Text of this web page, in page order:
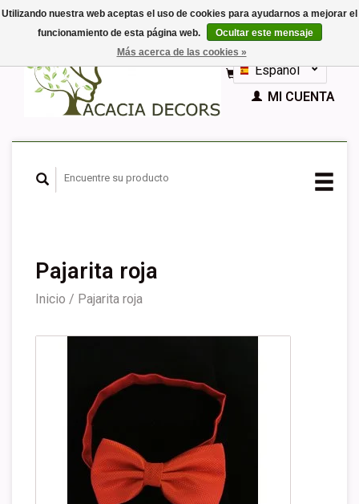
EUR
GBPEspañol
Nederlands
Français
CESTA (€0,00)
MI CUENTA
Pajarita roja
Inicio / Pajarita roja
Utilizando nuestra web aceptas el uso de cookies para ayudarnos a mejorar el
funcionamiento de esta página web.
Ocultar este mensaje
Más acerca de las cookies »